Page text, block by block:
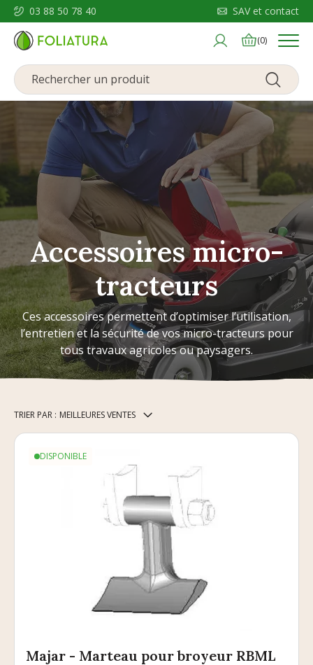
03 88 50 78 40 SAV et contact
(0) Menu
Accessoires micro-
tracteurs
Ces accessoires permettent d’optimiser l’utilisation,
l’entretien et la sécurité de vos micro-tracteurs pour
tous travaux agricoles ou paysagers.
TRIER PAR : MEILLEURES VENTES
DISPONIBLE
Majar - Marteau pour broyeur RBML